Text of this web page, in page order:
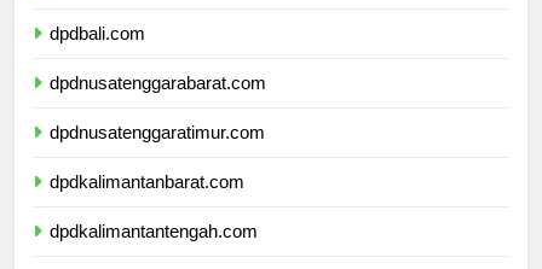
dpdbali.com
dpdnusatenggarabarat.com
dpdnusatenggaratimur.com
dpdkalimantanbarat.com
dpdkalimantantengah.com